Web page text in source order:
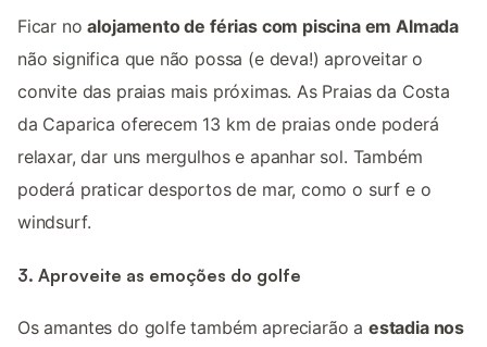
Ficar noalojamento de férias com piscina em Almada
não significa que não possa (e deva!) aproveitar o
convite das praias mais próximas. As Praias da Costa
da Caparica oferecem 13 km de praias onde poderá
relaxar, dar uns mergulhos e apanhar sol. Também
poderá praticar desportos de mar, como o surf e o
windsurf.
3. Aproveite as emoções do golfe
Os amantes do golfe também apreciarão a estadia nos